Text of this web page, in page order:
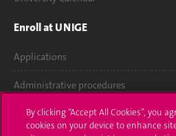
Enroll at UNIGE
Applications
Administrative procedures
Ask a question
By clicking “Accept All Cookies”, you
cookies on your device to enhance